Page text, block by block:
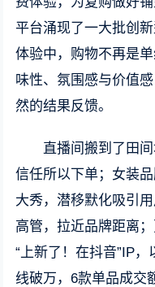
平台涌现了一大批创
体验中，购物不再是
味性、氛围感与价值
然的结果反馈。
直播间搬到了田
信任所以下单；女装
大秀，潜移默化吸引
高管，拉近品牌距离
“上新了！在抖音”IP
线破万，6款单品成交